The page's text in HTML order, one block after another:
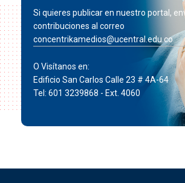
Si quieres publicar en nuestro portal,
contribuciones al correo
concentrikamedios@ucentral.edu.co
O Visítanos en:
Edificio San Carlos Calle 23 # 4A-64
Tel: 601 3239868 - Ext. 4060